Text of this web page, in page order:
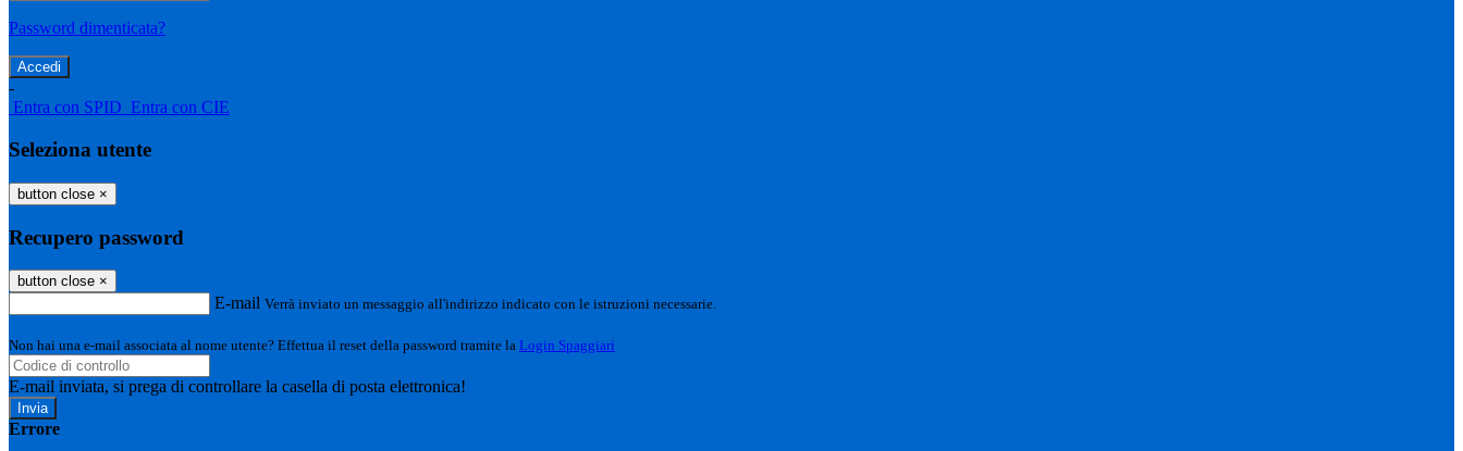
Password dimenticata?
-
Entra con SPID Entra con CIE
Seleziona utente
button close ×
Recupero password
button close ×
E-mail Verrà inviato un messaggio all'indirizzo indicato con le istruzioni necessarie.
Non hai una e-mail associata al nome utente? Effettua il reset della password tramite la Login Spaggiari
E-mail inviata, si prega di controllare la casella di posta elettronica!
Errore